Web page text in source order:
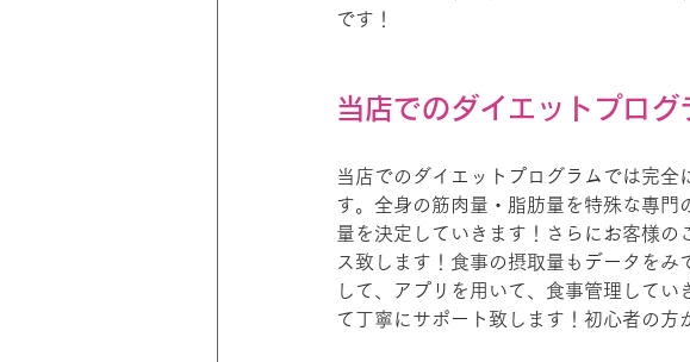
です！
当店でのダイエットプログ
当店でのダイエットプログラムでは完
す。全身の筋肉量・脂肪量を特殊な專
量を決定していきます！さらにお客様の
ス致します！食事の摂取量もデータを
して、アプリを用いて、食事管理して
て丁寧にサポート致します！初心者の方